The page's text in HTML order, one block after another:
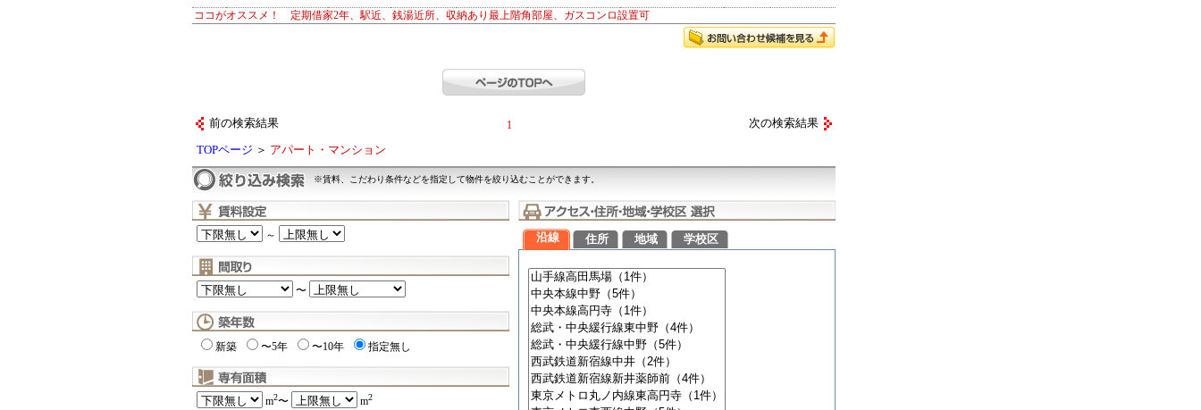
ココがオススメ！ 定期借家2年、駅近、銭湯近所、収納あり最上階角部屋、ガスコンロ設置可
前の検索結果 1 次の検索結果
TOPページ ＞ アパート・マンション
※賃料、こだわり条件などを指定して物件を絞り込むことができます。
～
〜
新築 〜5年 〜10年 指定無し
m2〜 m2
沿線 住所 地域 学校区